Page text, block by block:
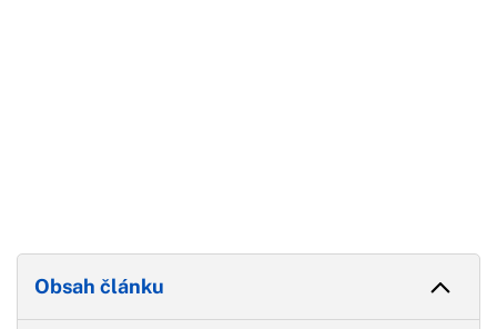
Obsah článku